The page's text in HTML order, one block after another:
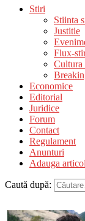
Stiri
Stiinta
Justitie
Flux-
Cultura
Economice
Editorial
Juridice
Forum
Contact
Regulament
Anunturi
Adauga articol
Caută după: